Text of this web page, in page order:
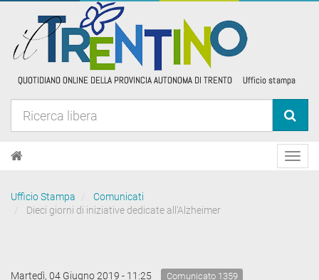
Ufficio Stampa
Comunicati
Dieci giorni di iniziative dedicate all'Alzheimer
Martedì, 04 Giugno 2019 - 11:25 Comunicato 1359